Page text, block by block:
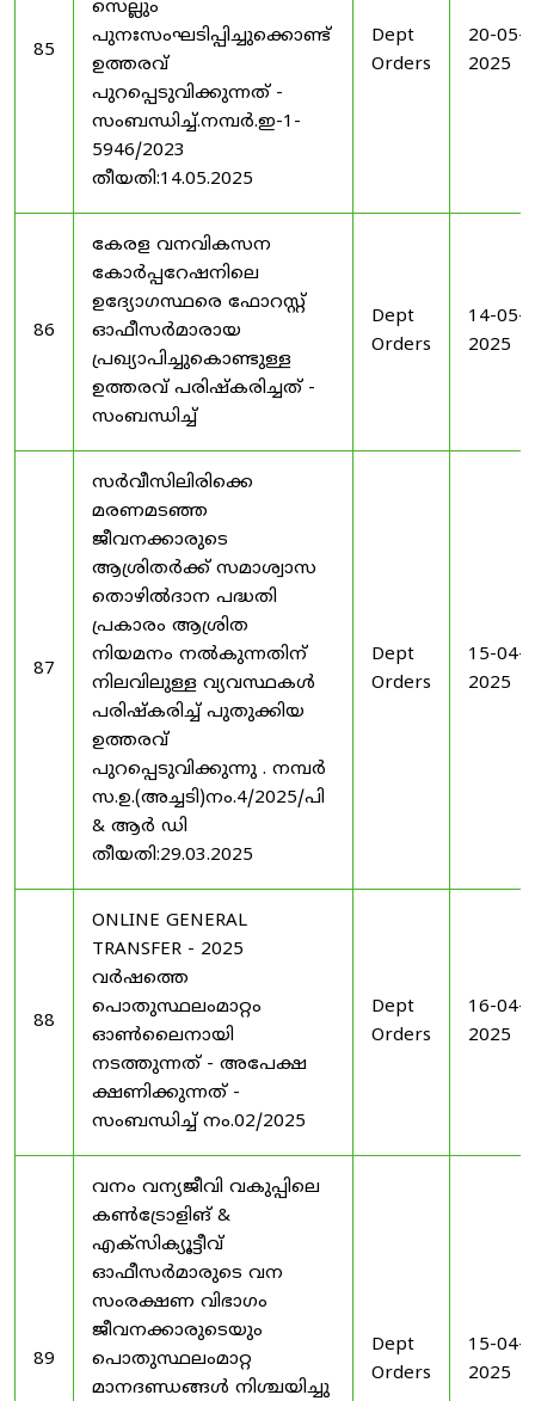
85
സെല്ലും
പുനഃസംഘടിപ്പിച്ചുക്കൊണ്ട്
ഉത്തരവ്
പുറപ്പെടുവിക്കുന്നത് -
സംബന്ധിച്ച്.നമ്പർ.ഇ-1-
5946/2023
തീയതി:14.05.2025
Dept
Orders
20-05-
2025
86
കേരള വനവികസന
കോർപ്പറേഷനിലെ
ഉദ്യോഗസ്ഥരെ ഫോറസ്റ്റ്
ഓഫീസർമാരായ
പ്രഖ്യാപിച്ചുകൊണ്ടുള്ള
ഉത്തരവ് പരിഷ്കരിച്ചത് -
സംബന്ധിച്ച്
Dept
Orders
14-05-
2025
87
സർവീസിലിരിക്കെ
മരണമടഞ്ഞ
ജീവനക്കാരുടെ
ആശ്രിതർക്ക് സമാശ്വാസ
തൊഴിൽദാന പദ്ധതി
പ്രകാരം ആശ്രിത
നിയമനം നൽകുന്നതിന്
നിലവിലുള്ള വ്യവസ്ഥകൾ
പരിഷ്കരിച്ച് പുതുക്കിയ
ഉത്തരവ്
പുറപ്പെടുവിക്കുന്നു . നമ്പർ
സ.ഉ.(അച്ചടി)നം.4/2025/പി
& ആർ ഡി
തീയതി:29.03.2025
Dept
Orders
15-04-
2025
88
ONLINE GENERAL
TRANSFER - 2025
വർഷത്തെ
പൊതുസ്ഥലംമാറ്റം
ഓൺലൈനായി
നടത്തുന്നത് - അപേക്ഷ
ക്ഷണിക്കുന്നത് -
സംബന്ധിച്ച് നം.02/2025
Dept
Orders
16-04-
2025
89
വനം വന്യജീവി വകുപ്പിലെ
കൺട്രോളിങ്‌ &
എക്സിക്യൂട്ടീവ്
ഓഫീസർമാരുടെ വന
സംരക്ഷണ വിഭാഗം
ജീവനക്കാരുടെയും
പൊതുസ്ഥലംമാറ്റ
മാനദണ്ഡങ്ങൾ നിശ്ചയിച്ചു
Dept
Orders
15-04-
2025